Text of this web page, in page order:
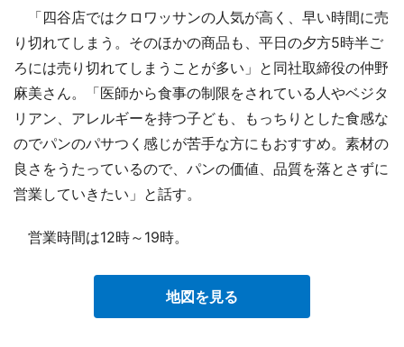
「四谷店ではクロワッサンの人気が高く、早い時間に売
り切れてしまう。そのほかの商品も、平日の夕方5時半ご
ろには売り切れてしまうことが多い」と同社取締役の仲野
麻美さん。「医師から食事の制限をされている人やベジタ
リアン、アレルギーを持つ子ども、もっちりとした食感な
のでパンのパサつく感じが苦手な方にもおすすめ。素材の
良さをうたっているので、パンの価値、品質を落とさずに
営業していきたい」と話す。
営業時間は12時～19時。
地図を見る